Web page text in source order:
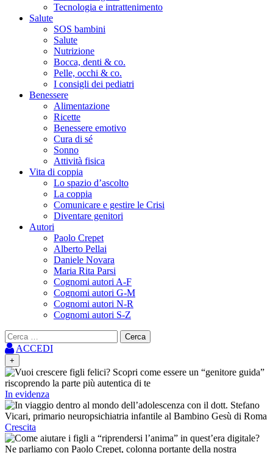
Tecnologia e intrattenimento
Salute
SOS bambini
Salute
Nutrizione
Bocca, denti & co.
Pelle, occhi & co.
I consigli dei pediatri
Benessere
Alimentazione
Ricette
Benessere emotivo
Cura di sé
Sonno
Attività fisica
Vita di coppia
Lo spazio d’ascolto
La coppia
Comunicare e gestire le Crisi
Diventare genitori
Autori
Paolo Crepet
Alberto Pellai
Daniele Novara
Maria Rita Parsi
Cognomi autori A-F
Cognomi autori G-M
Cognomi autori N-R
Cognomi autori S-Z
Ricerca
per:ACCEDI
+
In evidenza
Crescita